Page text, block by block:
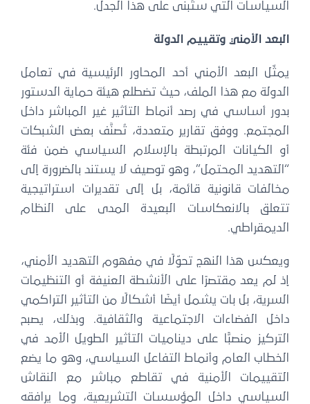
السياسات التي ستُبنى على هذا الجدل.
البعد الأمني وتقييم الدولة
يمثّل البعد الأمني أحد المحاور الرئيسية في تعامل
الدولة مع هذا الملف، حيث تضطلع هيئة حماية الدستور
بدور أساسي في رصد أنماط التأثير غير المباشر داخل
المجتمع. ووفق تقارير متعددة، تُصنَّف بعض الشبكات
أو الكيانات المرتبطة بالإسلام السياسي ضمن فئة
“التهديد المحتمل”، وهو توصيف لا يستند بالضرورة إلى
مخالفات قانونية قائمة، بل إلى تقديرات استراتيجية
تتعلق بالانعكاسات البعيدة المدى على النظام
الديمقراطي.
ويعكس هذا النهج تحوّلًا في مفهوم التهديد الأمني،
إذ لم يعد مقتصرًا على الأنشطة العنيفة أو التنظيمات
السرية، بل بات يشمل أيضًا أشكالًا من التأثير التراكمي
داخل الفضاءات الاجتماعية والثقافية. وبذلك، يصبح
التركيز منصبًّا على ديناميات التأثير الطويل الأمد في
الخطاب العام وأنماط التفاعل السياسي، وهو ما يضع
التقييمات الأمنية في تقاطع مباشر مع النقاش
السياسي داخل المؤسسات التشريعية، وما يرافقه